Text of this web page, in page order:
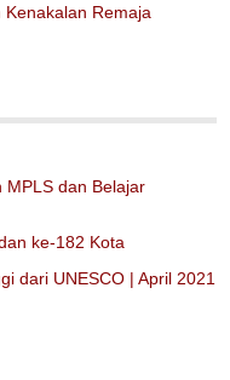
Remaja
MPLS dan Belajar
ke-182 Kota
dari UNESCO | April 2021